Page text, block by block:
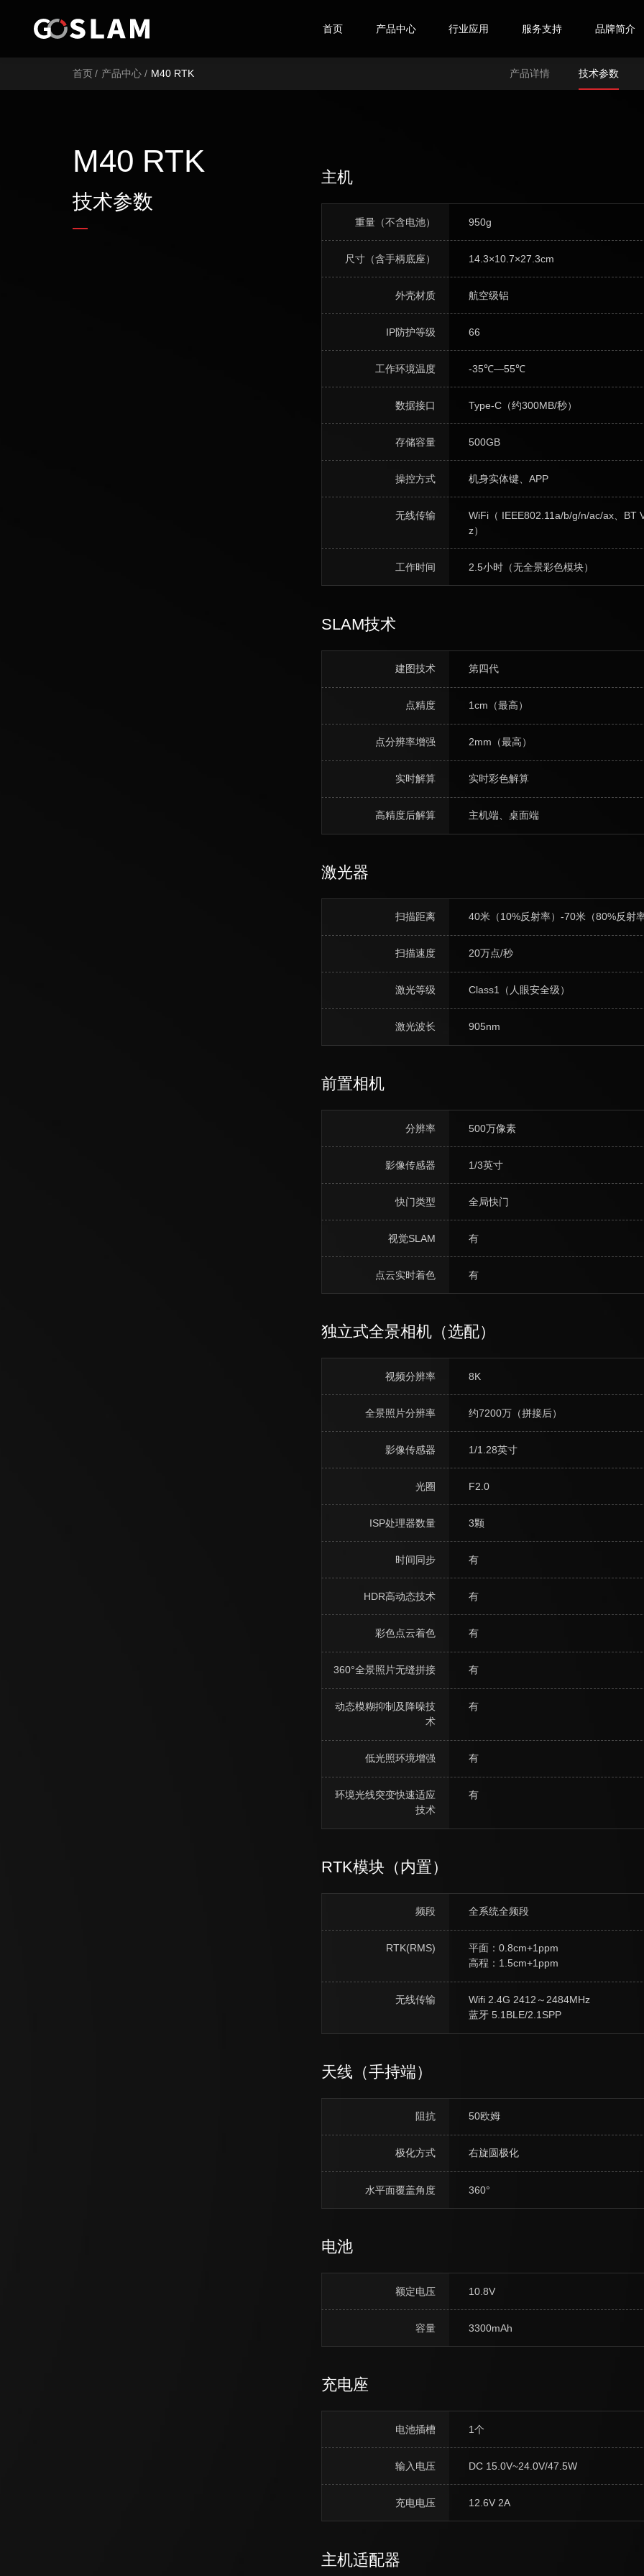
首页 产品中心 行业应用 服务支持 品牌简介
服务支持
品牌简介
首页 / 产品中心 / M40 RTK 产品详情 技术参数
M40 RTK
技术参数
主机
重量（不含电池） 950g
尺寸（含手柄底座） 14.3×10.7×27.3cm
外壳材质 航空级铝
IP防护等级 66
工作环境温度 -35℃—55℃
数据接口 Type-C（约300MB/秒）
存储容量 500GB
操控方式 机身实体键、APP
无线传输
WiFi（ IEEE802.11a/b/g/n/ac/ax、BT
z）
工作时间 2.5小时（无全景彩色模块）
SLAM技术
建图技术 第四代
点精度 1cm（最高）
点分辨率增强 2mm（最高）
实时解算 实时彩色解算
高精度后解算 主机端、桌面端
激光器
扫描距离 40米（10%反射率）-70米（80%反射
扫描速度 20万点/秒
激光等级 Class1（人眼安全级）
激光波长 905nm
前置相机
分辨率 500万像素
影像传感器 1/3英寸
快门类型 全局快门
视觉SLAM 有
点云实时着色 有
独立式全景相机（选配）
视频分辨率 8K
全景照片分辨率 约7200万（拼接后）
影像传感器 1/1.28英寸
光圈 F2.0
ISP处理器数量 3颗
时间同步 有
HDR高动态技术 有
彩色点云着色 有
360°全景照片无缝拼接 有
动态模糊抑制及降噪技
术
有
低光照环境增强 有
环境光线突变快速适应
技术
有
RTK模块（内置）
频段 全系统全频段
RTK(RMS)
平面：0.8cm+1ppm
高程：1.5cm+1ppm
无线传输
Wifi 2.4G 2412～2484MHz
蓝牙 5.1BLE/2.1SPP
天线（手持端）
阻抗 50欧姆
极化方式 右旋圆极化
水平面覆盖角度 360°
电池
额定电压 10.8V
容量 3300mAh
充电座
电池插槽 1个
输入电压 DC 15.0V~24.0V/47.5W
充电电压 12.6V 2A
主机适配器